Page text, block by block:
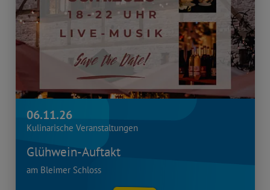
06.11.26
Kulinarische Veranstaltungen
Glühwein-Auftakt
am Bleimer Schloss